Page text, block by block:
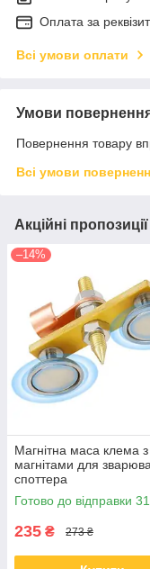
Оплата за
Всі умови оплати
Умови
Повернення товару
Всі умови
Акційні
–14%
Магнітна маса клема
магнітами для
споттера
Готово до відправки
235 ₴ 273 ₴